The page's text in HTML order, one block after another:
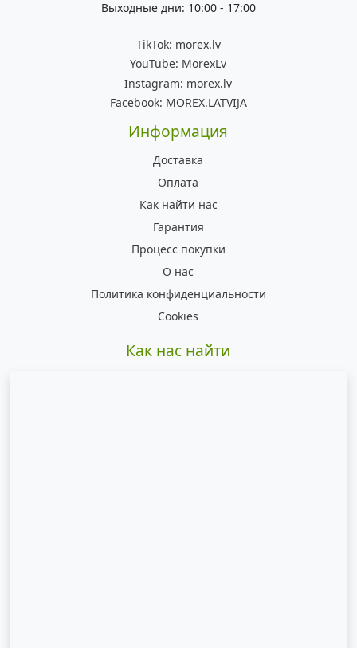
Выходные дни: 10:00 - 17:00
TikTok: morex.lv
YouTube: MorexLv
Instagram: morex.lv
Facebook: MOREX.LATVIJA
Информация
Доставка
Оплата
Как найти нас
Гарантия
Процесс покупки
О нас
Политика конфиденциальности
Cookies
Как нас найти